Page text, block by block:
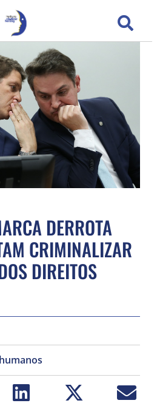
DERROTA
CRIMINALIZAR
DIREITOS